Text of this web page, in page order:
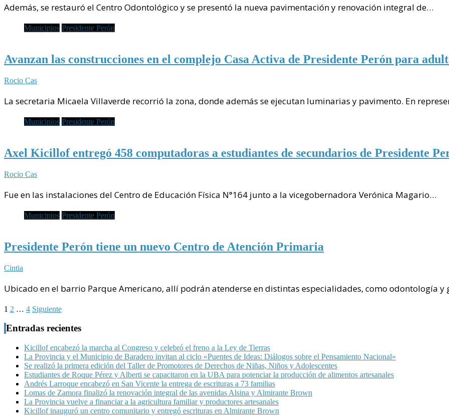
Además, se restauró el Centro Odontológico y se presentó la nueva pavimentación y renovación integral de…
Municipios Presidente Perón
Avanzan las construcciones en el complejo Casa Activa de Presidente Perón para
Rocio Cas
La secretaria Micaela Villaverde recorrió la zona, donde además se ejecutan luminarias y pavimento. En
Municipios Presidente Perón
Axel Kicillof entregó 458 computadoras a estudiantes de secundarios de Presidente
Rocio Cas
Fue en las instalaciones del Centro de Educación Física N°164 junto a la vicegobernadora Verónica Magario…
Municipios Presidente Perón
Presidente Perón tiene un nuevo Centro de Atención Primaria
Cintia
Ubicado en el barrio Parque Americano, allí podrán atenderse en distintas especialidades, como odontología y
Paginación
de
entradas
1 2 … 4 Siguiente
Entradas recientes
Kicillof encabezó la marcha al Congreso y celebró el freno a la Ley de Tierras
La Provincia y el Municipio de Baradero invitan al ciclo «Puentes de Ideas: Diálogos sobre el Pensamiento Nacional»
Se realizó la primera edición del Taller de Promotores de Derechos de Niñas, Niños y Adolescentes
Estudiantes de Roque Pérez y Alberti se capacitaron en la UBA para potenciar la producción de alimentos artesanales
Andrés Larroque encabezó en San Vicente la entrega de escrituras a 73 familias
Lomas de Zamora finalizó la renovación integral de las avenidas Alsina y Almirante Brown
La Provincia vuelve a financiar a la agricultura familiar y productores artesanales
Kicillof inauguró un centro comunitario y entregó escrituras en Almirante Brown